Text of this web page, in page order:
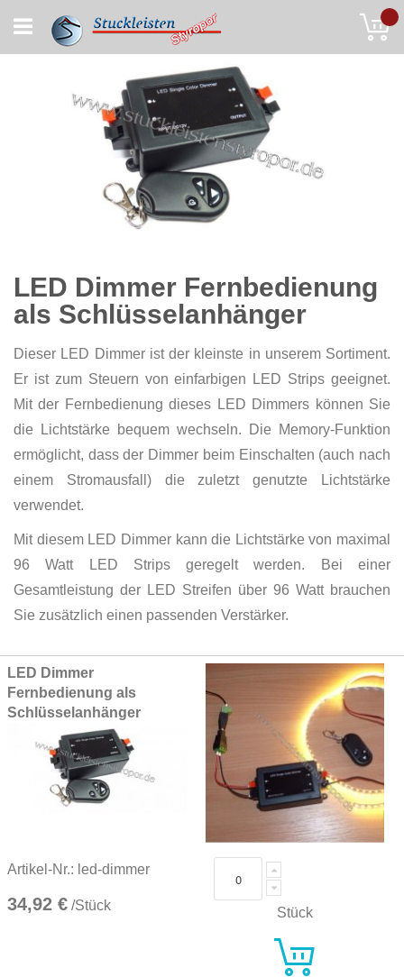
to
Content
LED Dimmer Fernbedienung
als Schlüsselanhänger
Dieser LED Dimmer ist der kleinste in unserem Sortiment.
Er ist zum Steuern von einfarbigen LED Strips geeignet.
Mit der Fernbedienung dieses LED Dimmers können Sie
die Lichtstärke bequem wechseln. Die Memory-Funktion
ermöglicht, dass der Dimmer beim Einschalten (auch nach
einem Stromausfall) die zuletzt genutzte Lichtstärke
verwendet.
Mit diesem LED Dimmer kann die Lichtstärke von maximal
96 Watt LED Strips geregelt werden. Bei einer
Gesamtleistung der LED Streifen über 96 Watt brauchen
Sie zusätzlich einen passenden Verstärker.
Grouped
product
items
LED Dimmer
Fernbedienung als
Schlüsselanhänger
Artikel-Nr.: led-dimmer
34,92 € /Stück Stück